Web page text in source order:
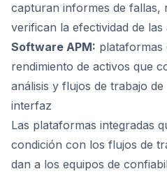
capturan informes de fallas,
verifican la efectividad de
Software APM: plataformas
rendimiento de activos que
análisis y flujos de trabajo
interfaz
Las plataformas integradas
condición con los flujos de
dan a los equipos de